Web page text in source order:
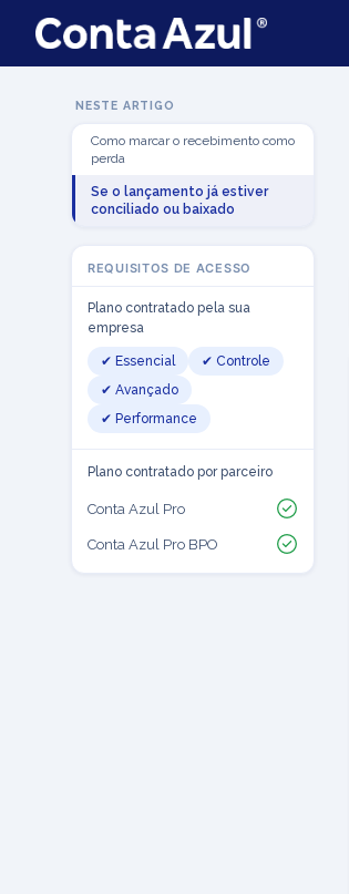
NESTE ARTIGO
Como marcar o recebimento como
perda
Se o lançamento já estiver
conciliado ou baixado
REQUISITOS DE ACESSO
Plano contratado pela sua
empresa
✔ Essencial
✔ Controle
✔ Avançado
✔ Performance
Plano contratado por parceiro
Conta Azul Pro
Conta Azul Pro BPO